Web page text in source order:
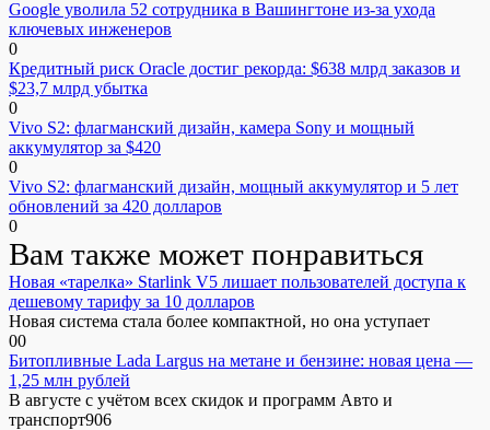
Google уволила 52 сотрудника в Вашингтоне из-за ухода
ключевых инженеров
0
Кредитный риск Oracle достиг рекорда: $638 млрд заказов и
$23,7 млрд убытка
0
Vivo S2: флагманский дизайн, камера Sony и мощный
аккумулятор за $420
0
Vivo S2: флагманский дизайн, мощный аккумулятор и 5 лет
обновлений за 420 долларов
0
Вам также может понравиться
Новая «тарелка» Starlink V5 лишает пользователей доступа к
дешевому тарифу за 10 долларов
Новая система стала более компактной, но она уступает
00
Битопливные Lada Largus на метане и бензине: новая цена —
1,25 млн рублей
В августе с учётом всех скидок и программ Авто и
транспорт906